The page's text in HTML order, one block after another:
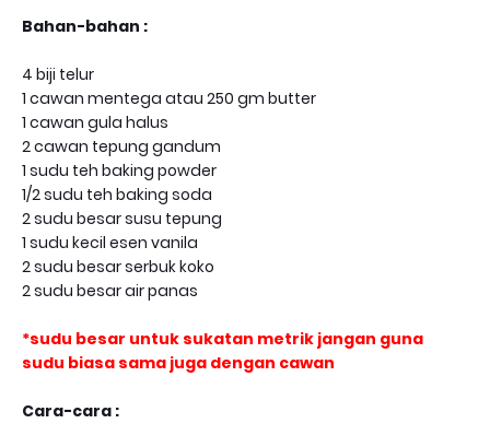
Bahan-bahan :
4 biji telur
1 cawan mentega atau 250 gm butter
1 cawan gula halus
2 cawan tepung gandum
1 sudu teh baking powder
1/2 sudu teh baking soda
2 sudu besar susu tepung
1 sudu kecil esen vanila
2 sudu besar serbuk koko
2 sudu besar air panas
*sudu besar untuk sukatan metrik jangan guna
sudu biasa sama juga dengan cawan
Cara-cara :